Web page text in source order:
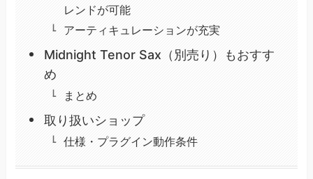
レンドが可能
アーティキュレーションが充実
Midnight Tenor Sax（別売り）もおすす
め
まとめ
取り扱いショップ
仕様・プラグイン動作条件